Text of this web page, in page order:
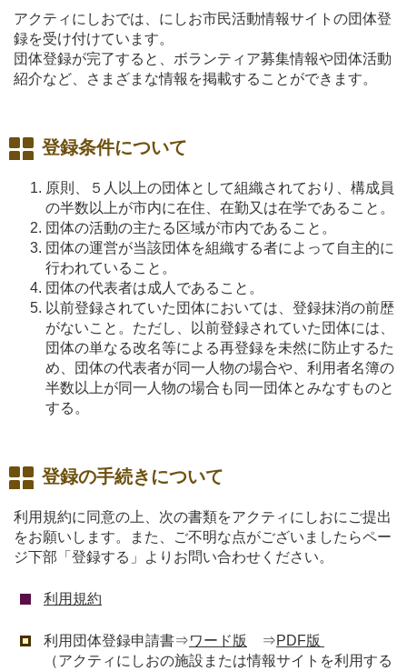
アクティにしおでは、にしお市民活動情報サイトの団体登
録を受け付けています。
団体登録が完了すると、ボランティア募集情報や団体活動
紹介など、さまざまな情報を掲載することができます。
登録条件について
原則、５人以上の団体として組織されており、構成員
の半数以上が市内に在住、在勤又は在学であること。
団体の活動の主たる区域が市内であること。
団体の運営が当該団体を組織する者によって自主的に
行われていること。
団体の代表者は成人であること。
以前登録されていた団体においては、登録抹消の前歴
がないこと。ただし、以前登録されていた団体には、
団体の単なる改名等による再登録を未然に防止するた
め、団体の代表者が同一人物の場合や、利用者名簿の
半数以上が同一人物の場合も同一団体とみなすものと
する。
登録の手続きについて
利用規約に同意の上、次の書類をアクティにしおにご提出
をお願いします。また、ご不明な点がございましたらペー
ジ下部「登録する」よりお問い合わせください。
利用規約
利用団体登録申請書⇒ワード版 ⇒PDF版
（アクティにしおの施設または情報サイトを利用する